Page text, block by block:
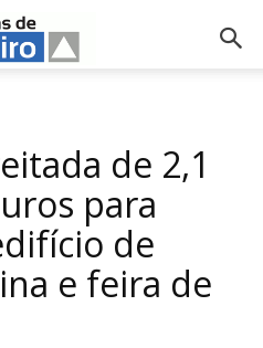
de 2,1
para
de
e feira de